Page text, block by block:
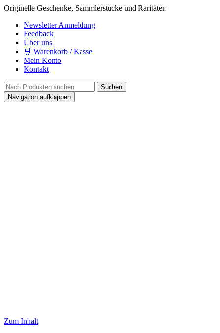
Originelle Geschenke, Sammlerstücke und Raritäten
Newsletter Anmeldung
Feedback
Über uns
🛒 Warenkorb / Kasse
Mein Konto
Kontakt
Navigation aufklappen
Zum Inhalt